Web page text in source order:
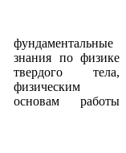
фундаментальные
знания по физике
твердого тела,
физическим
основам работы